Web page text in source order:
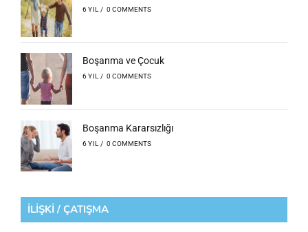
6 YIL / 0 COMMENTS
Boşanma ve Çocuk
6 YIL / 0 COMMENTS
Boşanma Kararsızlığı
6 YIL / 0 COMMENTS
İLİŞKİ / ÇATIŞMA